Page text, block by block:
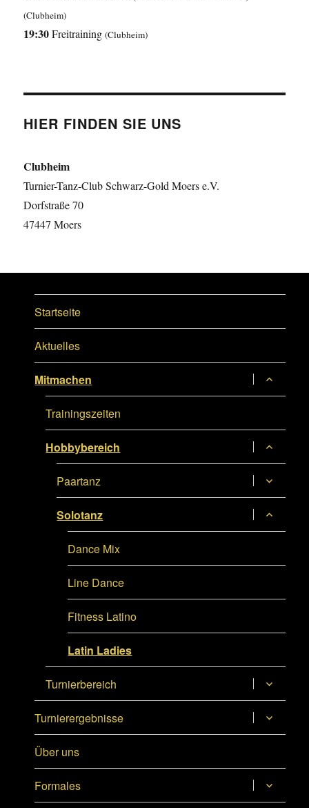
(Clubheim)
19:30Freitraining(Clubheim)
HIER FINDEN SIE UNS
Clubheim
Turnier-Tanz-Club Schwarz-Gold Moers e.V.
Dorfstraße 70
47447 Moers
Startseite
Aktuelles
Mitmachen
anzeigen
Trainingszeiten
Hobbybereich
anzeigen
Paartanz
anzeigen
Solotanz
anzeigen
Dance Mix
Line Dance
Fitness Latino
Latin Ladies
Turnierbereich
anzeigen
Turnierergebnisse
anzeigen
Über uns
Formales
anzeigen